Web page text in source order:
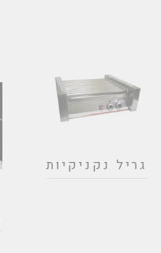
גריל נקניקיות